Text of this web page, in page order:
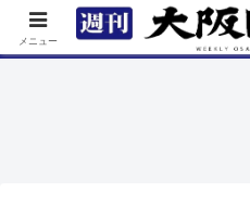
TOP 特集 ニュース
メニュー